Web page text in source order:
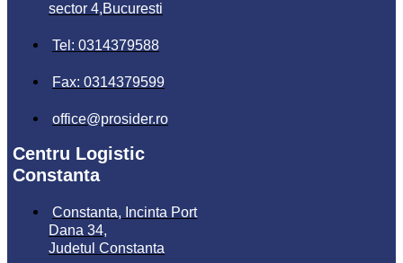
sector 4,Bucuresti
Tel: 0314379588
Fax: 0314379599
office@prosider.ro
Centru Logistic
Constanta
Constanta, Incinta Port
Dana 34,
Judetul Constanta